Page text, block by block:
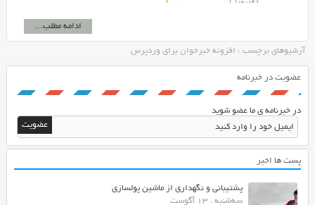
ادامه مطلب...
آرشیوهای برچسب : افزونه خبرخوان برای وردپرس
عضویت در خبرنامه
در خبرنامه ی ما عضو شوید
پست ها اخیر
پشتیبانی و نگهداری از ماشین پولسازی
سه‌شنبه ، 13 آگوست